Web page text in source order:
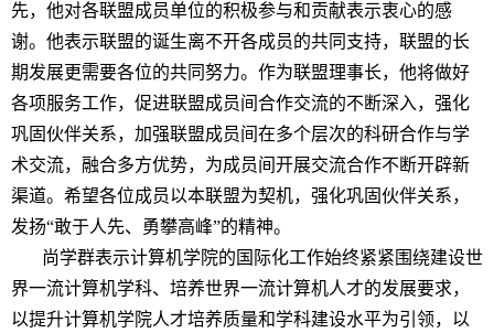
先，他对各联盟成员单位的积极参与和贡献表示衷心的感
谢。他表示联盟的诞生离不开各成员的共同支持，联盟的长
期发展更需要各位的共同努力。作为联盟理事长，他将做好
各项服务工作，促进联盟成员间合作交流的不断深入，强化
巩固伙伴关系，加强联盟成员间在多个层次的科研合作与学
术交流，融合多方优势，为成员间开展交流合作不断开辟新
渠道。希望各位成员以本联盟为契机，强化巩固伙伴关系，
发扬“敢于人先、勇攀高峰”的精神。
尚学群表示计算机学院的国际化工作始终紧紧围绕建设世
界一流计算机学科、培养世界一流计算机人才的发展要求，
以提升计算机学院人才培养质量和学科建设水平为引领，以